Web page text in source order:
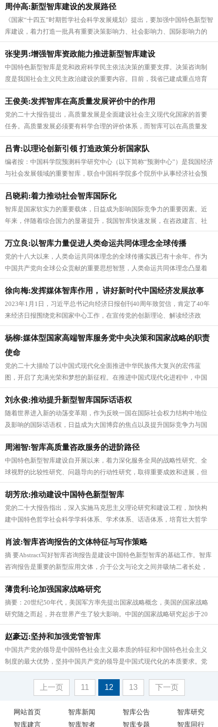
周仲高:新型智库建设的发展路径
《国家“十四五”时期哲学社会科学发展规划》提出，要加强中国特色新型智
库建设，着力打造一批具有重要决策影响力、社会影响力、国际影响力的
新型智库，为推动科学民主依法...
张斐男:增强智库资政能力推进新型智库建设
中国特色新型智库是党和政府科学民主依法决策的重要支撑。决策咨询制
度是我国社会主义民主政治建设的重要内容。目前，我省已建成重点培育
智库26个，涵盖了经济、政...
王俊美:发挥智库在高质量发展评价中的作用
党的二十大报告提出，高质量发展是全面建设社会主义现代化国家的首要
任务。高质量发展必须要有科学合理的评价体系，而智库可以在高质量发
展评价中发挥重要作用。准确把握高...
吕青:以理论创新引领 打造政策分析国家队
编者按：中国科学院预测科学研究中心（以下简称“预测中心”）是我国经济
与社会发展领域的重要智库，联合中国科学院多个院所中从事经济社会预
测和分析领域的研究力量，以理...
吕晓莉:着力推动社会智库国际化
智库是国家软实力的重要载体，日益成为影响国际竞争力的重要因素。近
年来，伴随着综合国力的显著提升，我国智库快速发展，在咨政建言、社
会服务、理论研究、人才储备、国际...
万立良:以智库力量促进人类命运共同体理念全球传播
党的十八大以来，人类命运共同体理念的全球传播实践已有十余年。作为
中国共产党向全球公众贡献的重要思想智慧，人类命运共同体理念凸显着
政党智慧、昭示着政党旨趣、形塑着...
徐向梅:发挥媒体智库作用， 讲好新时代中国经济发展故事
2023年1月1日，习近平总书记向经济日报创刊40周年致贺信，肯定了40年
来经济日报围绕党和国家中心工作，在宣传党的创新理论、解读经济政
策、报道经济成就等方面发...
杨柳:媒体型国家高端智库服务党中央决策和国家战略的职责
使命
党的二十大描绘了以中国式现代化全面推进中华民族伟大复兴的宏伟蓝
图，开启了充满光荣和梦想的新征程。在推进中国式现代化进程中，中国
特色新型智库在推动科学民主依法决策...
刘永俊:推动提升新型智库国际话语权
随着世界进入新的动荡变革期，作为反映一国在国际社会权力结构中地位
及影响的国际话语权，日益成为大国博弈的焦点以及提升国际竞争力与国
家文化软实力的重要维度。党的二十...
周湘智:智库高质量咨政服务的进阶路径
中国特色新型智库建设自开展以来，着力深化服务全局的战略性研究、全
球视野的比较性研究、问题导向的行动性研究，取得重要成效和进展，但
智库咨政服务产品的战略高度、研究...
胡芳欣:推动建设中国特色新型智库
党的二十大报告指出，深入实施马克思主义理论研究和建设工程，加快构
建中国特色哲学社会科学学科体系、学术体系、话语体系，培育壮大哲学
社会科学人才队伍。深入贯彻这一重...
肖波:智库咨询报告的文体特征与写作策略
摘 要Abstract写好智库咨询报告是建设中国特色新型智库的基础工作。智库
咨询报告是重要的新型应用文体，介于公文与论文之间并吸纳二者长处，
博采古典文书特别是章...
薄贵利:论加强国家战略研究
摘要：20世纪50年代，美国军方率先提出国家战略概念，美国的国家战略
研究随之而起，并在世界产生了较大影响。中国的国家战略研究起步于20
世纪80年代，虽然取得了积...
赵豪迈:坚持和加强党管智库
中国共产党的领导是中国特色社会主义最本质的特征和中国特色社会主义
制度的最大优势，坚持中国共产党的领导是中国式现代化的本质要求。党
的二十大报告提出，“坚持和加强党...
上一页 11 12 13 下一页
网站首页 智库新闻 智库公告
智库研究
智库建言
智库智者 智库专题 智库同行